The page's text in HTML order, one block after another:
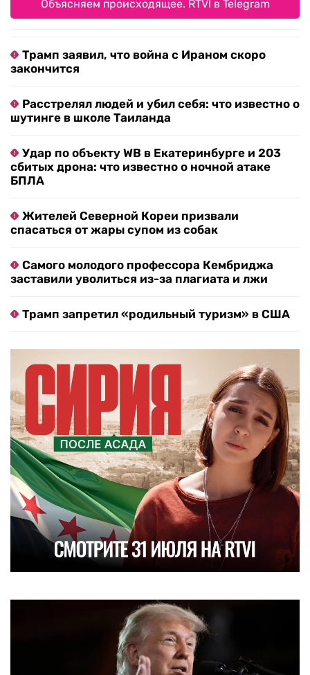
Объясняем происходящее. RTVI в Telegram
Трамп заявил, что война с Ираном скоро
закончится
Расстрелял людей и убил себя: что известно о
шутинге в школе Таиланда
Удар по объекту WB в Екатеринбурге и 203
сбитых дрона: что известно о ночной атаке
БПЛА
Жителей Северной Кореи призвали
спасаться от жары супом из собак
Самого молодого профессора Кембриджа
заставили уволиться из-за плагиата и лжи
Трамп запретил «родильный туризм» в США